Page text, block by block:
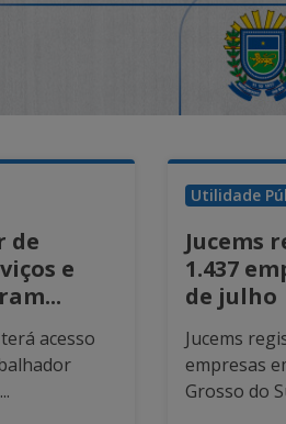
de
e
acesso
Utilidade
Jucems
1.437
de julho
Jucems
empresas
Grosso do